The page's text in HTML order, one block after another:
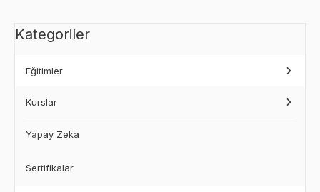
Kategoriler
Eğitimler
Kurslar
Yapay Zeka
Sertifikalar